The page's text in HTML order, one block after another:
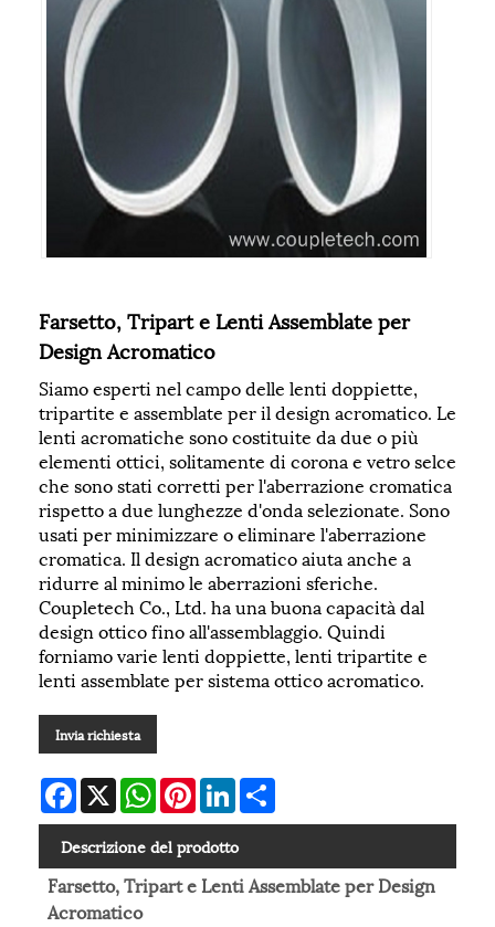
Farsetto, Tripart e Lenti Assemblate per
Design Acromatico
Siamo esperti nel campo delle lenti doppiette,
tripartite e assemblate per il design acromatico. Le
lenti acromatiche sono costituite da due o più
elementi ottici, solitamente di corona e vetro selce
che sono stati corretti per l'aberrazione cromatica
rispetto a due lunghezze d'onda selezionate. Sono
usati per minimizzare o eliminare l'aberrazione
cromatica. Il design acromatico aiuta anche a
ridurre al minimo le aberrazioni sferiche.
Coupletech Co., Ltd. ha una buona capacità dal
design ottico fino all'assemblaggio. Quindi
forniamo varie lenti doppiette, lenti tripartite e
lenti assemblate per sistema ottico acromatico.
Invia richiesta
Facebook
X WhatsAppPinterestLinkedIn
Descrizione del prodotto
Farsetto, Tripart e Lenti Assemblate per Design
Acromatico